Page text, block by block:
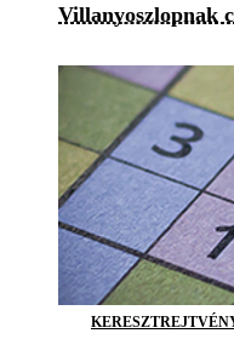
Villanyoszlopnak